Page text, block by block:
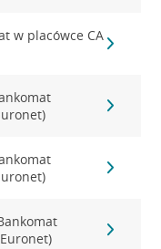
w placówce CA